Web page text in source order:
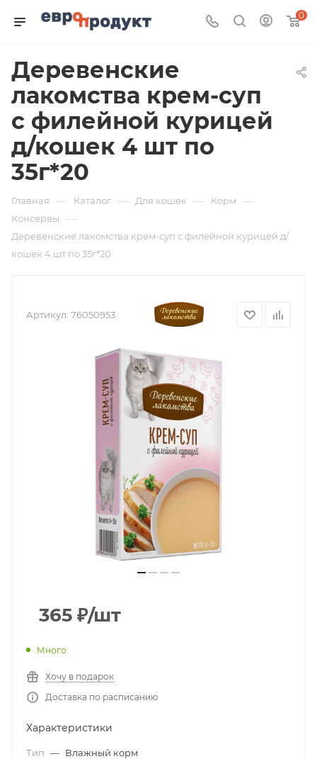
0
Деревенские
лакомства крем-суп
с филейной курицей
д/кошек 4 шт по
35г*20
Главная — Каталог — Для кошек — Корм —
Консервы —
Деревенские лакомства крем-суп с филейной курицей д/
кошек 4 шт по 35г*20
Артикул: 76050953
365 ₽/шт
Много
Хочу в подарок
Доставка по расписанию
Характеристики
Тип — Влажный корм